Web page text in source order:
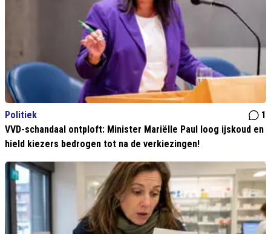
Politiek
1
VVD-schandaal ontploft: Minister Mariëlle Paul loog ijskoud en
hield kiezers bedrogen tot na de verkiezingen!